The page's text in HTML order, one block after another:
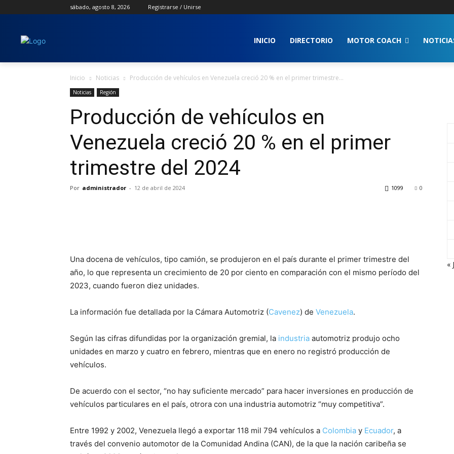
sábado, agosto 8, 2026 Registrarse / Unirse
INICIO DIRECTORIO MOTOR COACH
Inicio Noticias Producción de vehículos en Venezuela creció 20 % en el primer trimestre...
Noticias Región
Producción de vehículos en
Venezuela creció 20 % en el primer
trimestre del 2024
Por administrador - 12 de abril de 2024 0
1099
Una docena de vehículos, tipo camión, se produjeron en el país durante el primer trimestre del
año, lo que representa un crecimiento de 20 por ciento en comparación con el mismo período del
2023, cuando fueron diez unidades.
La información fue detallada por la Cámara Automotriz (Cavenez) de Venezuela.
Según las cifras difundidas por la organización gremial, la industria automotriz produjo ocho
unidades en marzo y cuatro en febrero, mientras que en enero no registró producción de
vehículos.
De acuerdo con el sector, “no hay suficiente mercado” para hacer inversiones en producción de
vehículos particulares en el país, otrora con una industria automotriz “muy competitiva”.
Entre 1992 y 2002, Venezuela llegó a exportar 118 mil 794 vehículos a Colombia y Ecuador, a
través del convenio automotor de la Comunidad Andina (CAN), de la que la nación caribeña se
«